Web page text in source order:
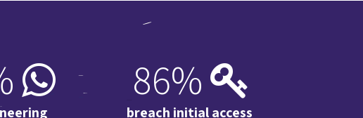
86%
breach initial access